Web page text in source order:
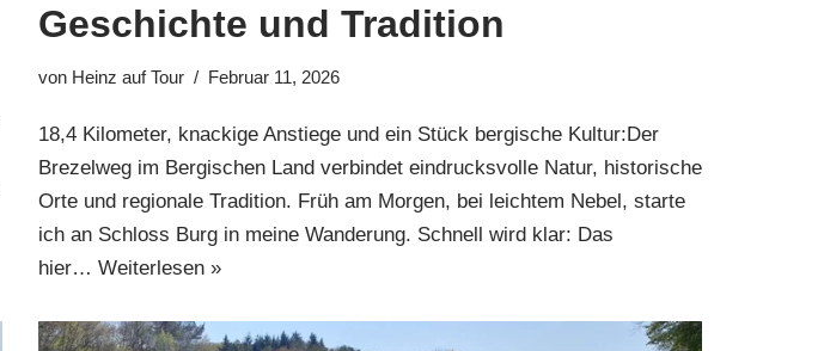
Geschichte und Tradition
von Heinz auf Tour Februar 11, 2026
18,4 Kilometer, knackige Anstiege und ein Stück bergische Kultur:Der
Brezelweg im Bergischen Land verbindet eindrucksvolle Natur, historische
Orte und regionale Tradition. Früh am Morgen, bei leichtem Nebel, starte
ich an Schloss Burg in meine Wanderung. Schnell wird klar: Das
hier… Weiterlesen »